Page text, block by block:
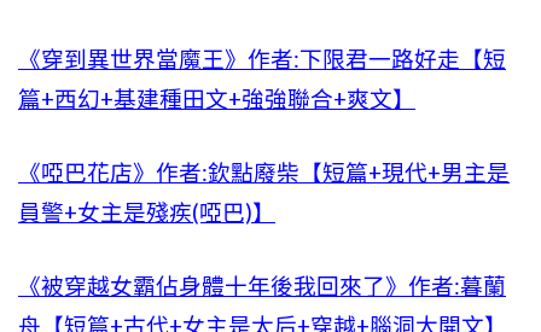
《穿到異世界當魔王》作者:下限君一路好走【短
篇+西幻+基建種田文+強強聯合+爽文】
《啞巴花店》作者:欽點廢柴【短篇+現代+男主是
員警+女主是殘疾(啞巴)】
《被穿越女霸佔身體十年後我回來了》作者:暮蘭
舟【短篇+古代+女主是太后+穿越+腦洞大開文】